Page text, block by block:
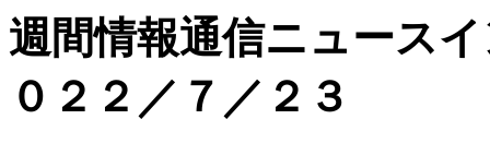
週間情報通信ニュース
０２２／７／２３